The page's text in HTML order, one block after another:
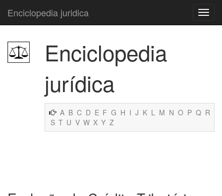
Enciclopedia juridica
Enciclopedia
jurídica
A B C D E F G H I J K L M N O P Q R
S T U V W X Y Z